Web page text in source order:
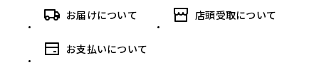
お届けについて 店頭受取について
お支払いについて